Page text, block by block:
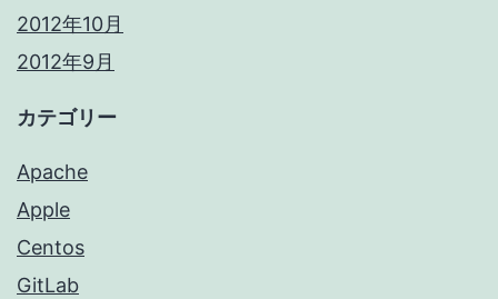
2012年10月
2012年9月
カテゴリー
Apache
Apple
Centos
GitLab